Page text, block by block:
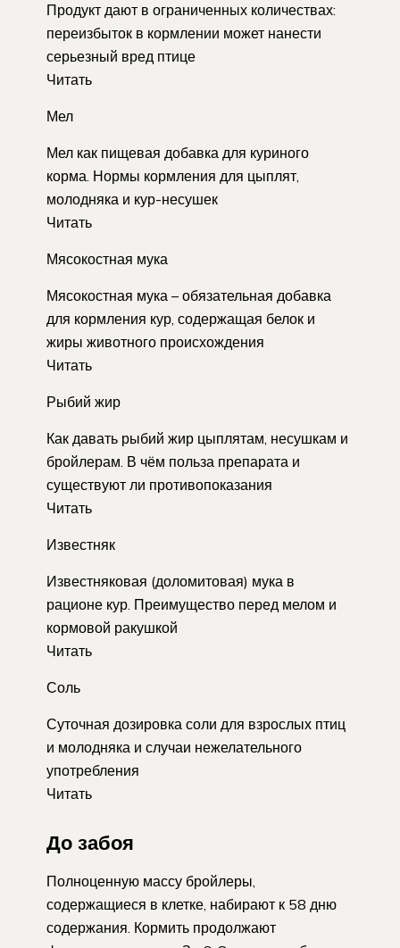
Продукт дают в ограниченных количествах:
переизбыток в кормлении может нанести
серьезный вред птице
Читать
Мел
Мел как пищевая добавка для куриного
корма. Нормы кормления для цыплят,
молодняка и кур-несушек
Читать
Мясокостная мука
Мясокостная мука – обязательная добавка
для кормления кур, содержащая белок и
жиры животного происхождения
Читать
Рыбий жир
Как давать рыбий жир цыплятам, несушкам и
бройлерам. В чём польза препарата и
существуют ли противопоказания
Читать
Известняк
Известняковая (доломитовая) мука в
рационе кур. Преимущество перед мелом и
кормовой ракушкой
Читать
Соль
Суточная дозировка соли для взрослых птиц
и молодняка и случаи нежелательного
употребления
Читать
До забоя
Полноценную массу бройлеры,
содержащиеся в клетке, набирают к 58 дню
содержания. Кормить продолжают